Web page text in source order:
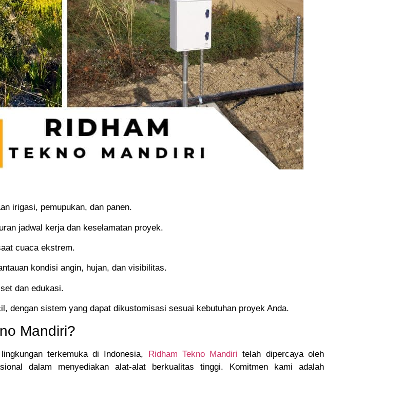
irigasi, pemupukan, dan panen.
jadwal kerja dan keselamatan proyek.
cuaca ekstrem.
kondisi angin, hujan, dan visibilitas.
dan edukasi.
dengan sistem yang dapat dikustomisasi sesuai kebutuhan proyek Anda.
Mandiri?
terkemuka di Indonesia, Ridham Tekno Mandiri telah dipercaya oleh
dalam menyediakan alat-alat berkualitas tinggi. Komitmen kami adalah